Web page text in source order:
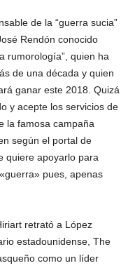
de la “guerra sucia”
Rendón conocido
rumorología”, quien ha
de una década y quien
ganar este 2018. Quizá
y acepte los servicios de
la famosa campaña
según el portal de
quiere apoyarlo para
pues, apenas
retrató a López
estadounidense, The
como un líder